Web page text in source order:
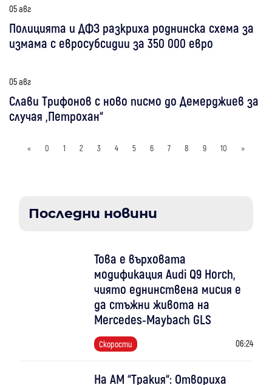
05 авг
Полицията и ДФЗ разкриха роднинска схема за
измама с евросубсидии за 350 000 евро
05 авг
Слави Трифонов с ново писмо до Демерджиев за
случая „Петрохан“
« 0 1 2 3 4 5 6 7 8 9 10 »
Последни новини
Това е върховата
модификация Audi Q9 Horch,
чиято еднинствена мисия е
да стъжни живота на
Mercedes-Maybach GLS
Скорости 06:24
На АМ “Тракия“: Отвориха